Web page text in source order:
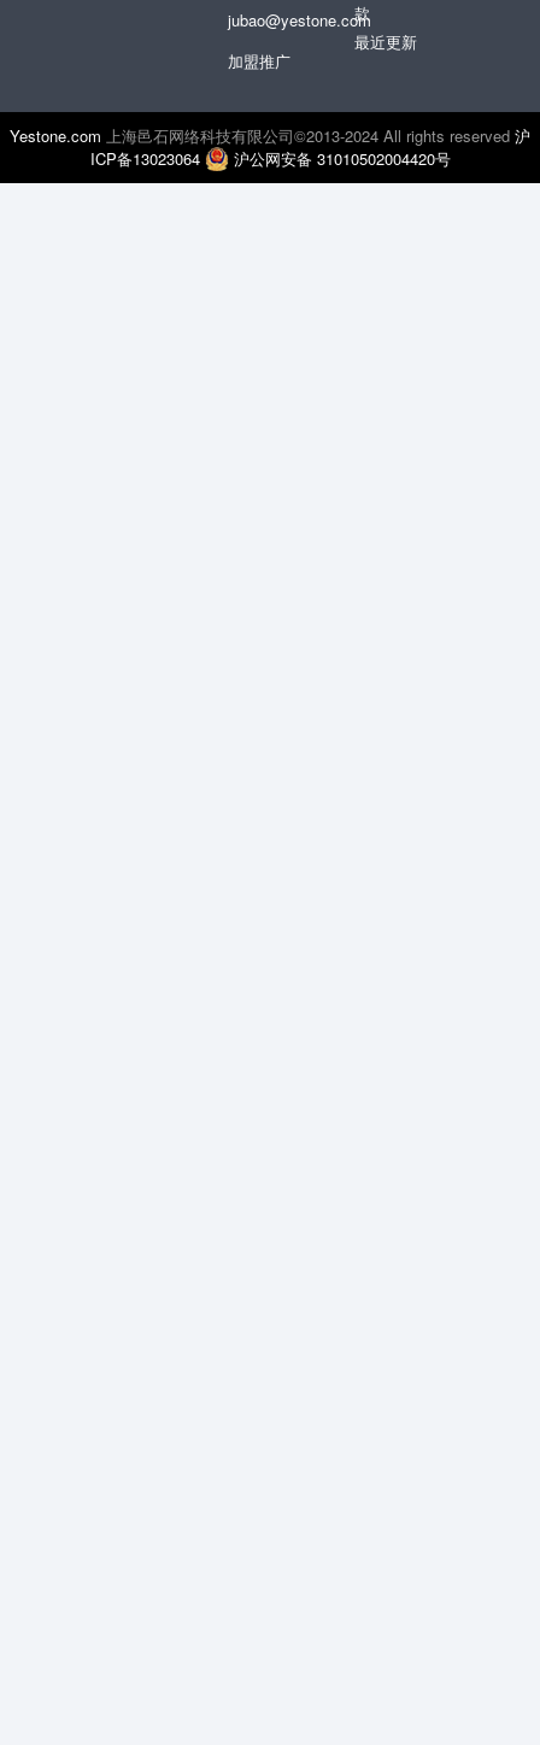
jubao@yestone.com
加盟推广
款
最近更新
Yestone.com 上海邑石网络科技有限公司©2013-2024 All rights reserved 沪
ICP备13023064
沪公网安备 31010502004420号